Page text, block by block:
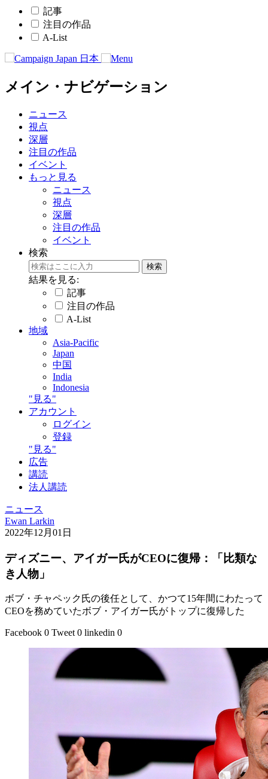
記事
注目の作品
A-List
メイン・ナビゲーション
ニュース
視点
深層
注目の作品
イベント
もっと見る
ニュース
視点
深層
注目の作品
イベント
検索
結果を見る:
記事
注目の作品
A-List
地域
Asia-Pacific
Japan
中国
India
Indonesia
"見る"
アカウント
ログイン
登録
"見る"
広告
講読
法人講読
ニュース
Ewan Larkin
2022年12月01日
ディズニー、アイガー氏がCEOに復帰：「比類な
き人物」
ボブ・チャペック氏の後任として、かつて15年間にわたって
CEOを務めていたボブ・アイガー氏がトップに復帰した
Facebook 0 Tweet 0 linkedin 0